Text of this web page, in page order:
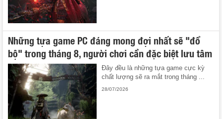
Những tựa game PC đáng mong đợi nhất sẽ "đổ
bộ" trong tháng 8, người chơi cần đặc biệt lưu tâm
Đây đều là những tựa game cực kỳ
chất lượng sẽ ra mắt trong tháng ...
28/07/2026